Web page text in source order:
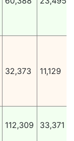
32,373 11,129
112,309 33,371